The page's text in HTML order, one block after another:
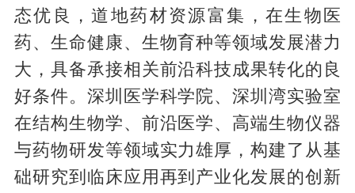
态优良，道地药材资源富集，在生物医
药、生命健康、生物育种等领域发展潜力
大，具备承接相关前沿科技成果转化的良
好条件。深圳医学科学院、深圳湾实验室
在结构生物学、前沿医学、高端生物仪器
与药物研发等领域实力雄厚，构建了从基
础研究到临床应用再到产业化发展的创新